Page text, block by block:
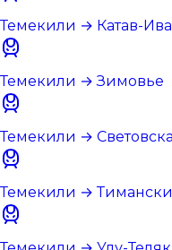
Темекили → Катав-
Темекили → Зимовье
Темекили →
Темекили →